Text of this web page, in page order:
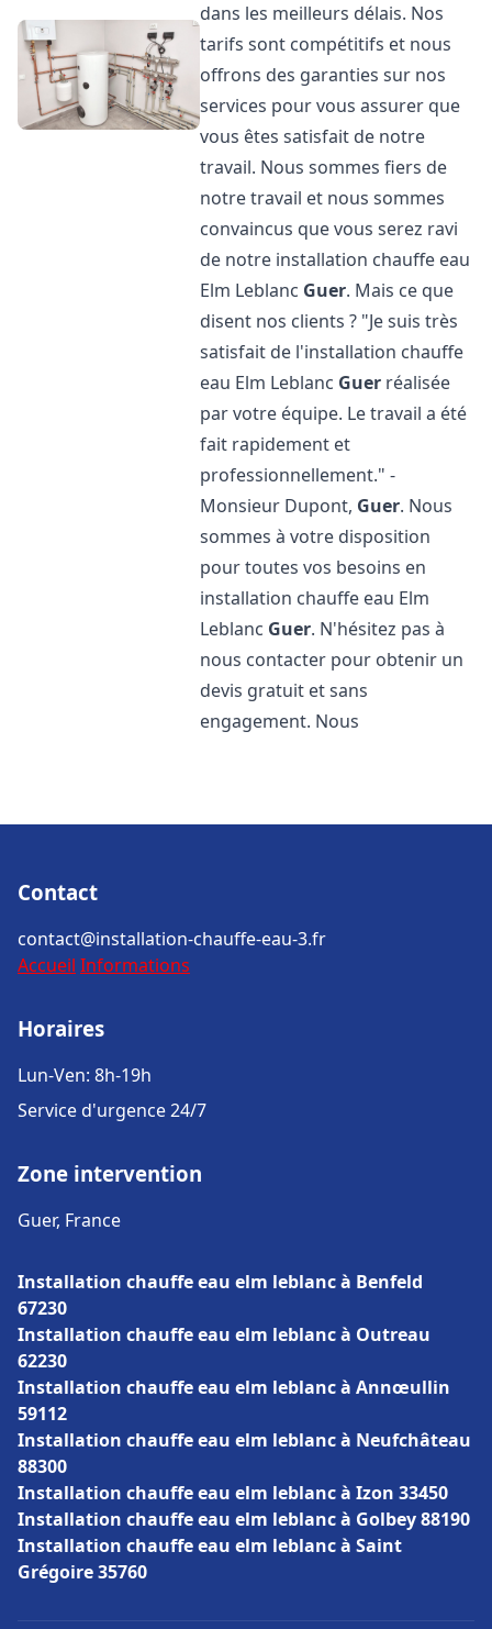
dans les meilleurs délais. Nos
tarifs sont compétitifs et nous
offrons des garanties sur nos
services pour vous assurer que
vous êtes satisfait de notre
travail. Nous sommes fiers de
notre travail et nous sommes
convaincus que vous serez ravi
de notre installation chauffe eau
Elm Leblanc Guer. Mais ce que
disent nos clients ? "Je suis très
satisfait de l'installation chauffe
eau Elm Leblanc Guer réalisée
par votre équipe. Le travail a été
fait rapidement et
professionnellement." -
Monsieur Dupont, Guer. Nous
sommes à votre disposition
pour toutes vos besoins en
installation chauffe eau Elm
Leblanc Guer. N'hésitez pas à
nous contacter pour obtenir un
devis gratuit et sans
engagement. Nous
Contact
contact@installation-chauffe-eau-3.fr
Accueil Informations
Horaires
Lun-Ven: 8h-19h
Service d'urgence 24/7
Zone intervention
Guer, France
Installation chauffe eau elm leblanc à Benfeld
67230
Installation chauffe eau elm leblanc à Outreau
62230
Installation chauffe eau elm leblanc à Annœullin
59112
Installation chauffe eau elm leblanc à Neufchâteau
88300
Installation chauffe eau elm leblanc à Izon 33450
Installation chauffe eau elm leblanc à Golbey 88190
Installation chauffe eau elm leblanc à Saint
Grégoire 35760